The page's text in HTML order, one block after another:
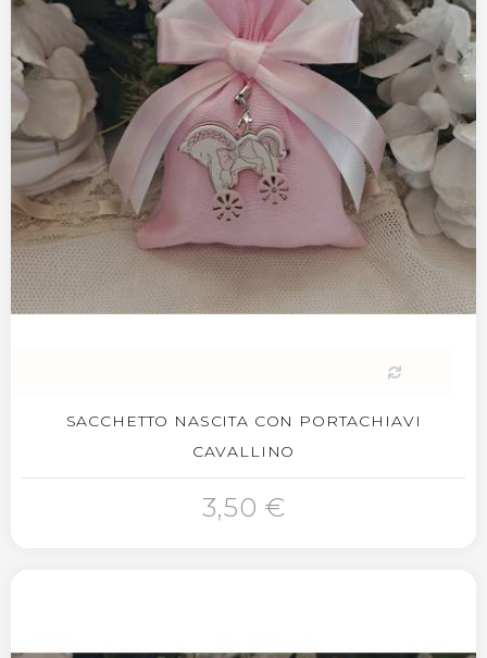
SACCHETTO NASCITA CON PORTACHIAVI
CAVALLINO
3,50 €